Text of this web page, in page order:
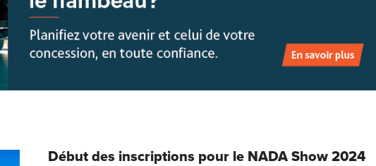
Début des inscriptions pour le NADA Show 2024